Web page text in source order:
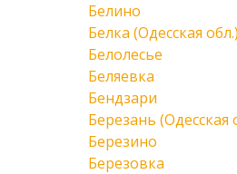
Белино
Белка (Одесская обл.)
Белолесье
Беляевка
Бендзари
Березань (Одесская
Березино
Березовка